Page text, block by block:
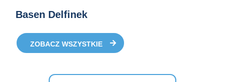
Basen Delfinek
ZOBACZ WSZYSTKIE